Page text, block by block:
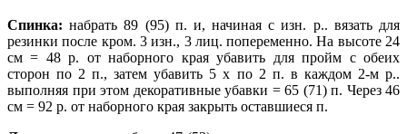
Спинка: набрать 89 (95) п. и, начиная с изн. р.. вязать для
резинки после кром. 3 изн., 3 лиц. попеременно. На высоте 24
см = 48 р. от наборного края убавить для пройм с обеих
сторон по 2 п., затем убавить 5 х по 2 п. в каждом 2-м р..
выполняя при этом декоративные убавки = 65 (71) п. Через 46
см = 92 р. от наборного края закрыть оставшиеся п.